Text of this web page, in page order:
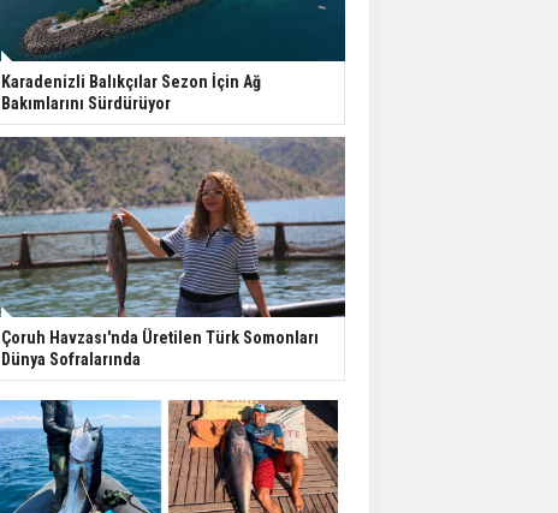
Karadenizli Balıkçılar Sezon İçin Ağ
Bakımlarını Sürdürüyor
Çoruh Havzası'nda Üretilen Türk Somonları
Dünya Sofralarında